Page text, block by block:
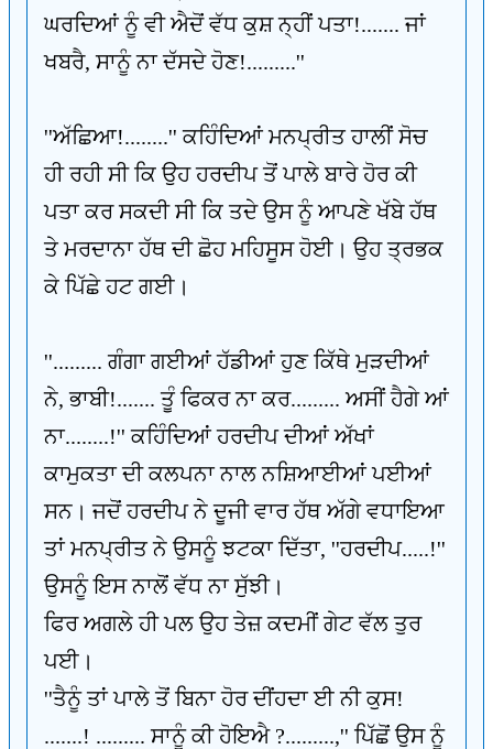
ਘਰਦਿਆਂ ਨੂੰ ਵੀ ਐਦੋਂ ਵੱਧ ਕੁਸ਼ ਨ੍ਹੀਂ ਪਤਾ!....... ਜਾਂ
ਖਬਰੈ, ਸਾਨੂੰ ਨਾ ਦੱਸਦੇ ਹੋਣ!.........''
''ਅੱਛਿਆ!........'' ਕਹਿੰਦਿਆਂ ਮਨਪ੍ਰੀਤ ਹਾਲੀਂ ਸੋਚ
ਹੀ ਰਹੀ ਸੀ ਕਿ ਉਹ ਹਰਦੀਪ ਤੋਂ ਪਾਲੇ ਬਾਰੇ ਹੋਰ ਕੀ
ਪਤਾ ਕਰ ਸਕਦੀ ਸੀ ਕਿ ਤਦੇ ਉਸ ਨੂੰ ਆਪਣੇ ਖੱਬੇ ਹੱਥ
ਤੇ ਮਰਦਾਨਾ ਹੱਥ ਦੀ ਛੋਹ ਮਹਿਸੂਸ ਹੋਈ। ਉਹ ਤ੍ਰਭਕ
ਕੇ ਪਿੱਛੇ ਹਟ ਗਈ।
''......... ਗੰਗਾ ਗਈਆਂ ਹੱਡੀਆਂ ਹੁਣ ਕਿੱਥੇ ਮੁੜਦੀਆਂ
ਨੇ, ਭਾਬੀ!....... ਤੂੰ ਫਿਕਰ ਨਾ ਕਰ......... ਅਸੀਂ ਹੈਗੇ ਆਂ
ਨਾ........!'' ਕਹਿੰਦਿਆਂ ਹਰਦੀਪ ਦੀਆਂ ਅੱਖਾਂ
ਕਾਮੁਕਤਾ ਦੀ ਕਲਪਨਾ ਨਾਲ ਨਸ਼ਿਆਈਆਂ ਪਈਆਂ
ਸਨ। ਜਦੋਂ ਹਰਦੀਪ ਨੇ ਦੂਜੀ ਵਾਰ ਹੱਥ ਅੱਗੇ ਵਧਾਇਆ
ਤਾਂ ਮਨਪ੍ਰੀਤ ਨੇ ਉਸਨੂੰ ਝਟਕਾ ਦਿੱਤਾ, ''ਹਰਦੀਪ.....!''
ਉਸਨੂੰ ਇਸ ਨਾਲੋਂ ਵੱਧ ਨਾ ਸੁੱਝੀ।
ਫਿਰ ਅਗਲੇ ਹੀ ਪਲ ਉਹ ਤੇਜ਼ ਕਦਮੀਂ ਗੇਟ ਵੱਲ ਤੁਰ
ਪਈ।
''ਤੈਨੂੰ ਤਾਂ ਪਾਲੇ ਤੋਂ ਬਿਨਾ ਹੋਰ ਦੀਂਹਦਾ ਈ ਨੀ ਕੁਸ!
.......! ......... ਸਾਨੂੰ ਕੀ ਹੋਇਐ ?.........,'' ਪਿੱਛੋਂ ਉਸ ਨੂੰ